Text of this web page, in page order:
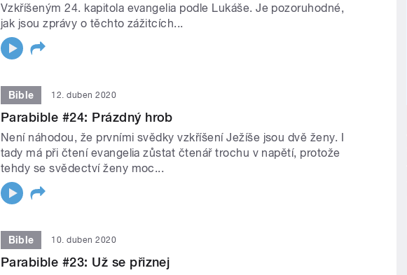
Vzkříšeným 24. kapitola evangelia podle Lukáše. Je pozoruhodné,
jak jsou zprávy o těchto zážitcích...
Bible 12. duben 2020
Parabible #24: Prázdný hrob
Není náhodou, že prvními svědky vzkříšení Ježíše jsou dvě ženy. I
tady má při čtení evangelia zůstat čtenář trochu v napětí, protože
tehdy se svědectví ženy moc...
Bible 10. duben 2020
Parabible #23: Už se přiznej